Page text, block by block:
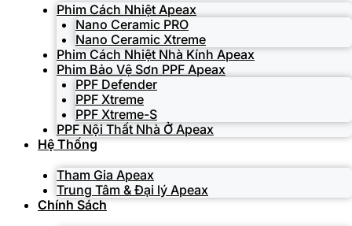
Phim Cách Nhiệt Apeax
Nano Ceramic PRO
Nano Ceramic Xtreme
Phim Cách Nhiệt Nhà Kính Apeax
Phim Bảo Vệ Sơn PPF Apeax
PPF Defender
PPF Xtreme
PPF Xtreme-S
PPF Nội Thất Nhà Ở Apeax
Hệ Thống
Tham Gia Apeax
Trung Tâm & Đại lý Apeax
Chính Sách